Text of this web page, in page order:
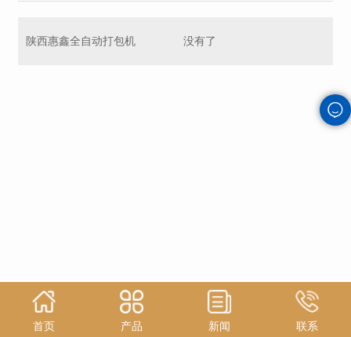
陕西惠鑫全自动打包机 没有了
首页 产品 新闻 联系